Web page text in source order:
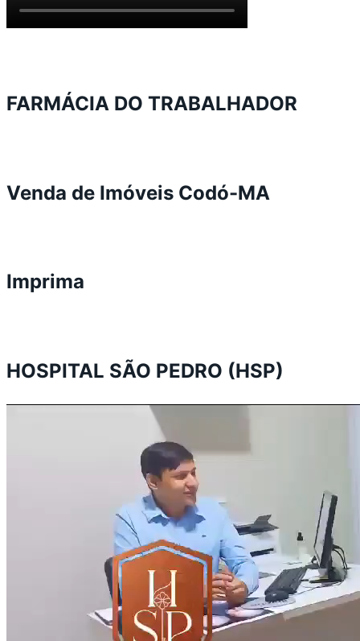
FARMÁCIA DO TRABALHADOR
Venda de Imóveis Codó-MA
Imprima
HOSPITAL SÃO PEDRO (HSP)